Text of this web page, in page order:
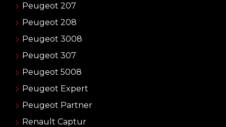
Peugeot 207
Peugeot 208
Peugeot 3008
Peugeot 307
Peugeot 5008
Peugeot Expert
Peugeot Partner
Renault Captur